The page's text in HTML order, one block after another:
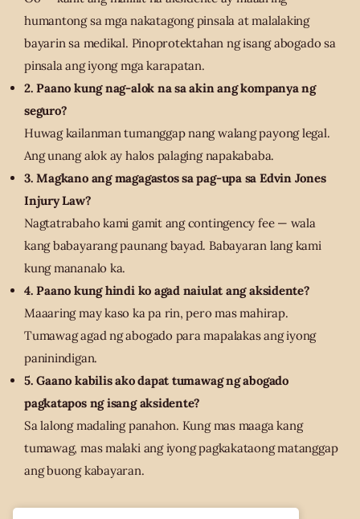
humantong sa mga nakatagong pinsala at malalaking
bayarin sa medikal. Pinoprotektahan ng isang abogado sa
pinsala ang iyong mga karapatan.
2. Paano kung nag-alok na sa akin ang kompanya ng
seguro?
Huwag kailanman tumanggap nang walang payong legal.
Ang unang alok ay halos palaging napakababa.
3. Magkano ang magagastos sa pag-upa sa Edvin Jones
Injury Law?
Nagtatrabaho kami gamit ang contingency fee — wala
kang babayarang paunang bayad. Babayaran lang kami
kung mananalo ka.
4. Paano kung hindi ko agad naiulat ang aksidente?
Maaaring may kaso ka pa rin, pero mas mahirap.
Tumawag agad ng abogado para mapalakas ang iyong
paninindigan.
5. Gaano kabilis ako dapat tumawag ng abogado
pagkatapos ng isang aksidente?
Sa lalong madaling panahon. Kung mas maaga kang
tumawag, mas malaki ang iyong pagkakataong matanggap
ang buong kabayaran.